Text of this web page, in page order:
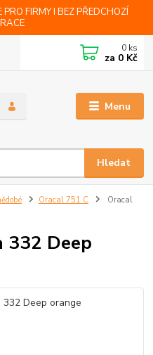
FIRMY I BEZ PŘEDCHOZÍ
Menu
Hledat
0 ks
za 0 Kč
Oracal 751 C
Oracal
332 Deep